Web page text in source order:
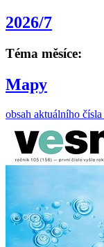
2026/7
Téma měsíce:
Mapy
obsah aktuálního čísla